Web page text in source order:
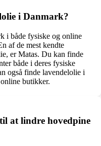
i Danmark?
i både fysiske og online
af de mest kendte
er Matas. Du kan finde
både i deres fysiske
også finde lavendelolie i
butikker.
at lindre hovedpine